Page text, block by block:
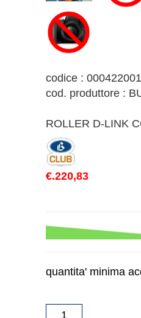
codice : 000422001
cod. produttore :
ROLLER D-LINK
€.220,83
quantita' minima